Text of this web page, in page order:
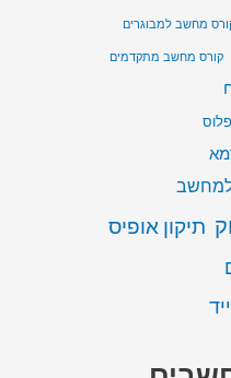
מחשב למבוגרים
קורס מחשב מתקדמים
תיקון אופיס